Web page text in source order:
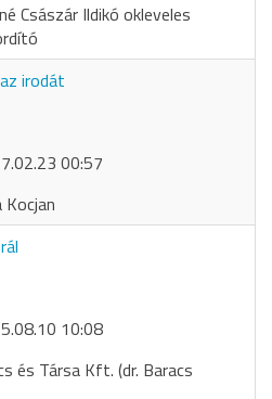
Császár Ildikó okleveles
irodát
00:57
Kocjan
10:08
és Társa Kft. (dr. Baracs